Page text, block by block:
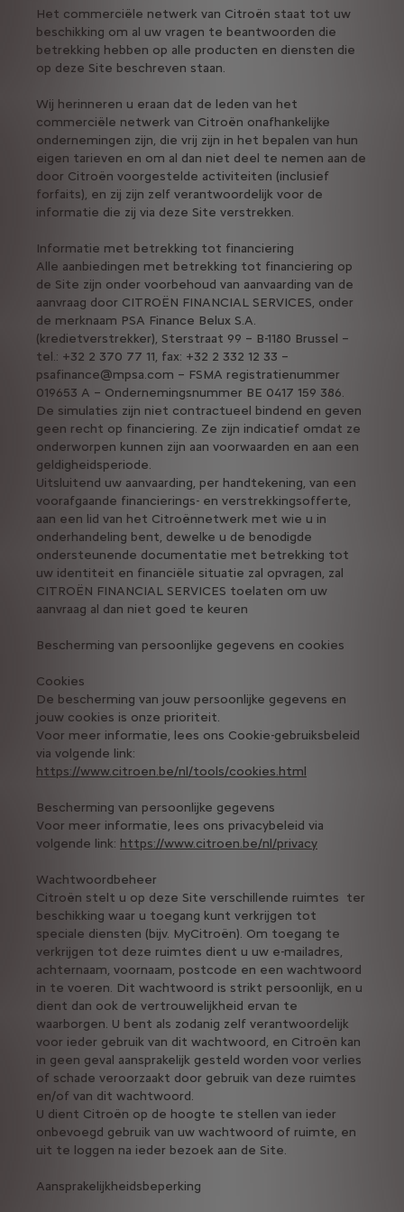
Het commerciële netwerk van Citroën staat tot uw
beschikking om al uw vragen te beantwoorden die
betrekking hebben op alle producten en diensten die
op deze Site beschreven staan.
Wij herinneren u eraan dat de leden van het
commerciële netwerk van Citroën onafhankelijke
ondernemingen zijn, die vrij zijn in het bepalen van hun
eigen tarieven en om al dan niet deel te nemen aan de
door Citroën voorgestelde activiteiten (inclusief
forfaits), en zij zijn zelf verantwoordelijk voor de
informatie die zij via deze Site verstrekken.
Informatie met betrekking tot financiering
Alle aanbiedingen met betrekking tot financiering op
de Site zijn onder voorbehoud van aanvaarding van de
aanvraag door CITROËN FINANCIAL SERVICES, onder
de merknaam PSA Finance Belux S.A.
(kredietverstrekker), Sterstraat 99 – B-1180 Brussel –
tel.: +32 2 370 77 11, fax: +32 2 332 12 33 –
psafinance@mpsa.com – FSMA registratienummer
019653 A – Ondernemingsnummer BE 0417 159 386.
De simulaties zijn niet contractueel bindend en geven
geen recht op financiering. Ze zijn indicatief omdat ze
onderworpen kunnen zijn aan voorwaarden en aan een
geldigheidsperiode.
Uitsluitend uw aanvaarding, per handtekening, van een
voorafgaande financierings- en verstrekkingsofferte,
aan een lid van het Citroënnetwerk met wie u in
onderhandeling bent, dewelke u de benodigde
ondersteunende documentatie met betrekking tot
uw identiteit en financiële situatie zal opvragen, zal
CITROËN FINANCIAL SERVICES toelaten om uw
aanvraag al dan niet goed te keuren
Bescherming van persoonlijke gegevens en cookies
Cookies
De bescherming van jouw persoonlijke gegevens en
jouw cookies is onze prioriteit.
Voor meer informatie, lees ons Cookie-gebruiksbeleid
via volgende link:
https://www.citroen.be/nl/tools/cookies.html
Bescherming van persoonlijke gegevens
Voor meer informatie, lees ons privacybeleid via
volgende link: https://www.citroen.be/nl/privacy
Wachtwoordbeheer
Citroën stelt u op deze Site verschillende ruimtes ter
beschikking waar u toegang kunt verkrijgen tot
speciale diensten (bijv. MyCitroën). Om toegang te
verkrijgen tot deze ruimtes dient u uw e-mailadres,
achternaam, voornaam, postcode en een wachtwoord
in te voeren. Dit wachtwoord is strikt persoonlijk, en u
dient dan ook de vertrouwelijkheid ervan te
waarborgen. U bent als zodanig zelf verantwoordelijk
voor ieder gebruik van dit wachtwoord, en Citroën kan
in geen geval aansprakelijk gesteld worden voor verlies
of schade veroorzaakt door gebruik van deze ruimtes
en/of van dit wachtwoord.
U dient Citroën op de hoogte te stellen van ieder
onbevoegd gebruik van uw wachtwoord of ruimte, en
uit te loggen na ieder bezoek aan de Site.
Aansprakelijkheidsbeperking